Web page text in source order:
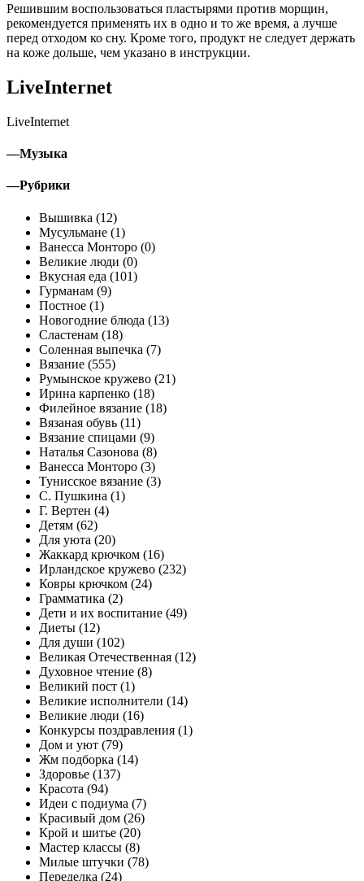
Решившим воспользоваться пластырями против морщин,
рекомендуется применять их в одно и то же время, а лучше
перед отходом ко сну. Кроме того, продукт не следует держать
на коже дольше, чем указано в инструкции.
LiveInternet
LiveInternet
—Музыка
—Рубрики
Вышивка (12)
Мусульмане (1)
Ванесса Монторо (0)
Великие люди (0)
Вкусная еда (101)
Гурманам (9)
Постное (1)
Новогодние блюда (13)
Сластенам (18)
Соленная выпечка (7)
Вязание (555)
Румынское кружево (21)
Ирина карпенко (18)
Филейное вязание (18)
Вязаная обувь (11)
Вязание спицами (9)
Наталья Сазонова (8)
Ванесса Монторо (3)
Тунисское вязание (3)
С. Пушкина (1)
Г. Вертен (4)
Детям (62)
Для уюта (20)
Жаккард крючком (16)
Ирландское кружево (232)
Ковры крючком (24)
Грамматика (2)
Дети и их воспитание (49)
Диеты (12)
Для души (102)
Великая Отечественная (12)
Духовное чтение (8)
Великий пост (1)
Великие исполнители (14)
Великие люди (16)
Конкурсы поздравления (1)
Дом и уют (79)
Жм подборка (14)
Здоровье (137)
Красота (94)
Идеи с подиума (7)
Красивый дом (26)
Крой и шитье (20)
Мастер классы (8)
Милые штучки (78)
Переделка (24)